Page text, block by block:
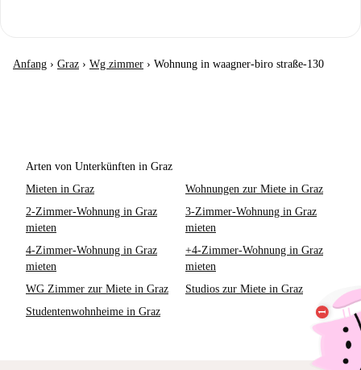
Anfang › Graz › Wg zimmer › Wohnung in waagner-biro straße-130
Arten von Unterkünften in Graz
Mieten in Graz
Wohnungen zur Miete in Graz
2-Zimmer-Wohnung in Graz
mieten
3-Zimmer-Wohnung in Graz
mieten
4-Zimmer-Wohnung in Graz
mieten
+4-Zimmer-Wohnung in Graz
mieten
WG Zimmer zur Miete in Graz
Studios zur Miete in Graz
Studentenwohnheime in Graz